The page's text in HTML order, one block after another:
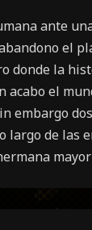
ante
el
donde la
acabo el
embargo
largo de las